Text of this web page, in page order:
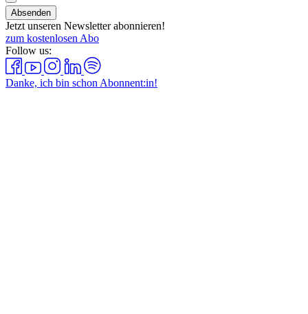
Absenden
Jetzt unseren Newsletter abonnieren!
zum kostenlosen Abo
Follow us:
Danke, ich bin schon Abonnent:in!